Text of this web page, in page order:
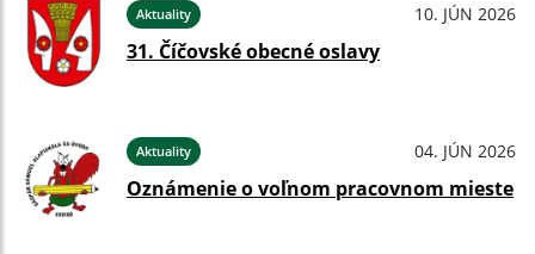
Aktuality 10. JÚN 2026
31. Číčovské obecné oslavy
Aktuality 04. JÚN 2026
Oznámenie o voľnom pracovnom mieste